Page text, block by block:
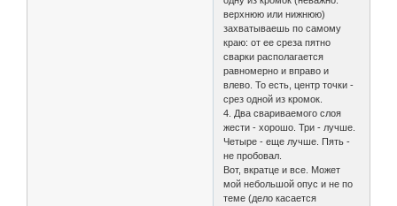
верхнюю или нижнюю)
захватываешь по самому
краю: от ее среза пятно
сварки располагается
равномерно и вправо и
влево. То есть, центр точки -
срез одной из кромок.
4. Два свариваемого слоя
жести - хорошо. Три - лучше.
Четыре - еще лучше. Пять -
не пробовал.
Вот, вкратце и все. Может
мой небольшой опус и не по
теме (дело касается